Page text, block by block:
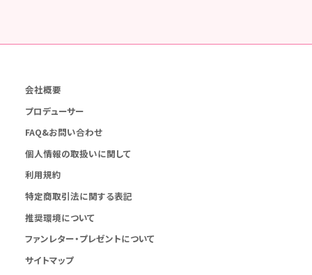
会社概要
プロデューサー
FAQ&お問い合わせ
個人情報の取扱いに関して
利用規約
特定商取引法に関する表記
推奨環境について
ファンレター・プレゼントについて
サイトマップ